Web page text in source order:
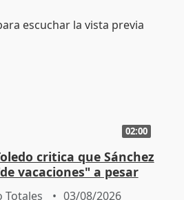
02:00
critica que Sánchez
vacaciones" a pesar
Totales 03/08/2026